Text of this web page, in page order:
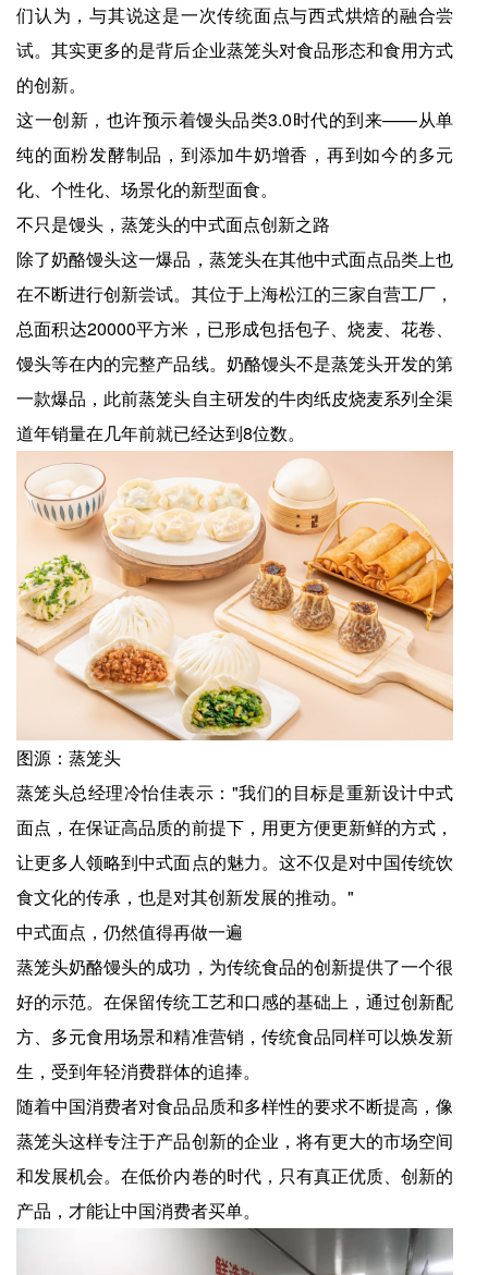
们认为，与其说这是一次传统面点与西式烘焙的融合尝
试。其实更多的是背后企业蒸笼头对食品形态和食用方式
的创新。
这一创新，也许预示着馒头品类3.0时代的到来——从单
纯的面粉发酵制品，到添加牛奶增香，再到如今的多元
化、个性化、场景化的新型面食。
不只是馒头，蒸笼头的中式面点创新之路
除了奶酪馒头这一爆品，蒸笼头在其他中式面点品类上也
在不断进行创新尝试。其位于上海松江的三家自营工厂，
总面积达20000平方米，已形成包括包子、烧麦、花卷、
馒头等在内的完整产品线。奶酪馒头不是蒸笼头开发的第
一款爆品，此前蒸笼头自主研发的牛肉纸皮烧麦系列全渠
道年销量在几年前就已经达到8位数。
图源：蒸笼头
蒸笼头总经理冷怡佳表示："我们的目标是重新设计中式
面点，在保证高品质的前提下，用更方便更新鲜的方式，
让更多人领略到中式面点的魅力。这不仅是对中国传统饮
食文化的传承，也是对其创新发展的推动。"
中式面点，仍然值得再做一遍
蒸笼头奶酪馒头的成功，为传统食品的创新提供了一个很
好的示范。在保留传统工艺和口感的基础上，通过创新配
方、多元食用场景和精准营销，传统食品同样可以焕发新
生，受到年轻消费群体的追捧。
随着中国消费者对食品品质和多样性的要求不断提高，像
蒸笼头这样专注于产品创新的企业，将有更大的市场空间
和发展机会。在低价内卷的时代，只有真正优质、创新的
产品，才能让中国消费者买单。